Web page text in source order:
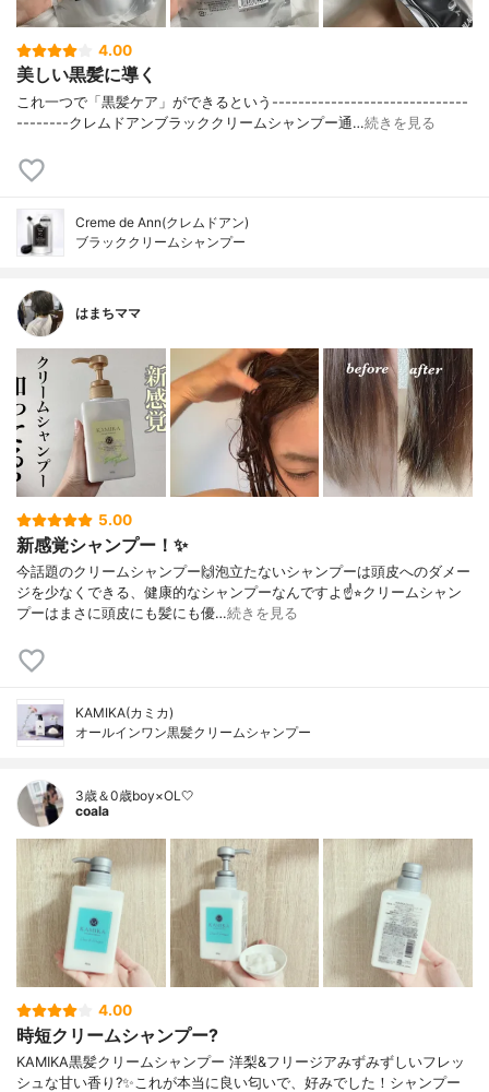
4.00
美しい黒髪に導く
これ一つで「黒髪ケア」ができるという⁣------------------------------
--------⁣クレムドアン⁣ブラッククリームシャンプー⁣通…続きを見る
Creme de Ann(クレムドアン)
ブラッククリームシャンプー
はまちママ
5.00
新感覚シャンプー！✨
今話題のクリームシャンプー🙌泡立たないシャンプーは頭皮へのダメー
ジを少なくできる、健康的なシャンプーなんですよ☝️⭐︎クリームシャン
プーはまさに頭皮にも髪にも優…続きを見る
KAMIKA(カミカ)
オールインワン黒髪クリームシャンプー
3歳＆0歳boy×OL🤍
coala
4.00
時短クリームシャンプー?
KAMIKA黒髪クリームシャンプー 洋梨&フリージアみずみずしいフレッ
シュな甘い香り?✨これが本当に良い匂いで、好みでした！シャンプー